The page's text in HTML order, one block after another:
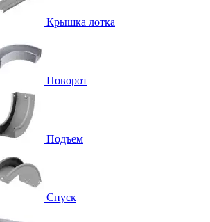
Крышка лотка
Поворот
Подъем
Спуск